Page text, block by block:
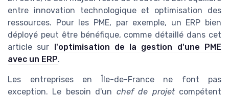
entre innovation technologique et optimisation des
ressources. Pour les PME, par exemple, un ERP bien
déployé peut être bénéfique, comme détaillé dans cet
article sur l'optimisation de la gestion d'une PME
avec un ERP.
Les entreprises en Île-de-France ne font pas
exception. Le besoin d'un chef de projetcompétent